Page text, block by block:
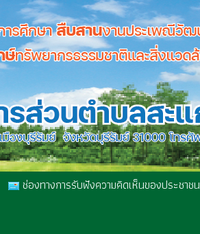
ช่องทางการรับฟังความคิดเห็นของประชาชน